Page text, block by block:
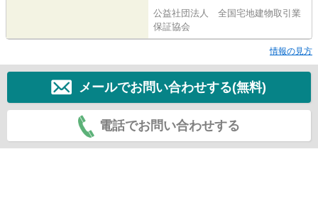
公益社団法人 全国宅地建物取引業
保証協会
情報の見方
メールでお問い合わせする(無料)
電話でお問い合わせする